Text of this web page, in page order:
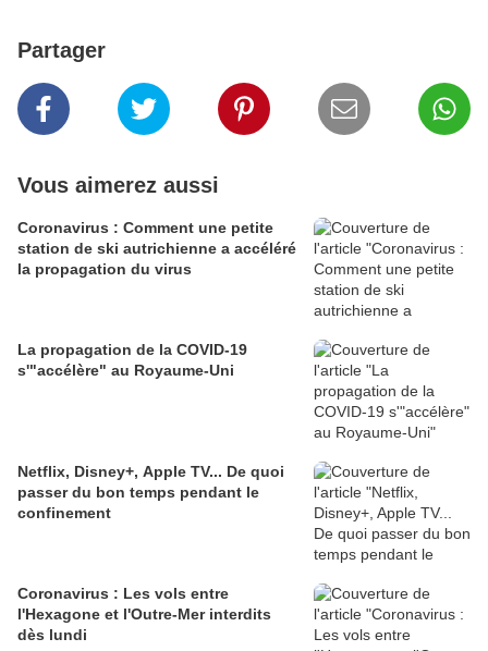
Partager
Vous aimerez aussi
Coronavirus : Comment une petite
station de ski autrichienne a accéléré
la propagation du virus
La propagation de la COVID-19
s'"accélère" au Royaume-Uni
Netflix, Disney+, Apple TV... De quoi
passer du bon temps pendant le
confinement
Coronavirus : Les vols entre
l'Hexagone et l'Outre-Mer interdits
dès lundi